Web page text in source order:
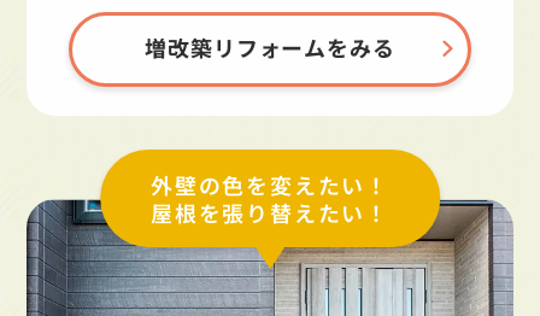
増改築リフォームをみる
外壁の色を変えたい！
屋根を張り替えたい！